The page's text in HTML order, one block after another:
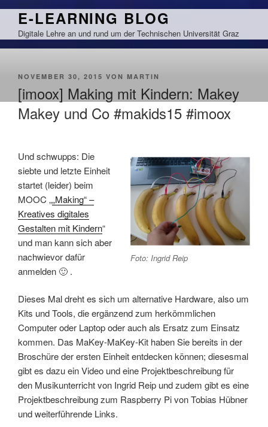
Zum
springen
E-LEARNING BLOG
Digitale Lehre an und rund um der Technischen Universität Graz
VERÖFFENTLICHT
NOVEMBER 30, 2015 VON MARTIN
[imoox] Making mit Kindern: Makey
Makey und Co #makids15 #imoox
Foto: Ingrid Reip
Und schwupps: Die
siebte und letzte Einheit
startet (leider) beim
MOOC „„Making“ –
Kreatives digitales
Gestalten mit Kindern“
und man kann sich aber
nachwievor dafür
anmelden 🙂 .
Dieses Mal dreht es sich um alternative Hardware, also um
Kits und Tools, die ergänzend zum herkömmlichen
Computer oder Laptop oder auch als Ersatz zum Einsatz
kommen. Das MaKey-MaKey-Kit haben Sie bereits in der
Broschüre der ersten Einheit entdecken können; diesesmal
gibt es dazu ein Video und eine Projektbeschreibung für
den Musikunterricht von Ingrid Reip und zudem gibt es eine
Projektbeschreibung zum Raspberry Pi von Tobias Hübner
und weiterführende Links.